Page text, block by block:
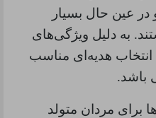
عین حال بسیار
به دلیل ویژگی‌های
هدیه‌ای مناسب
باشد.
برای مردان متولد